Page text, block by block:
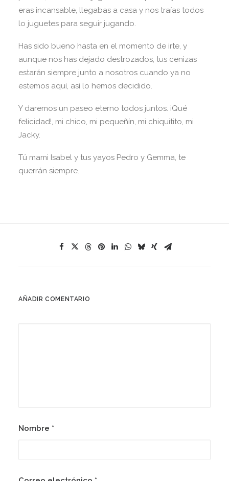
eras incansable, llegabas a casa y nos traías todos
lo juguetes para seguir jugando.
Has sido bueno hasta en el momento de irte, y
aunque nos has dejado destrozados, tus cenizas
estarán siempre junto a nosotros cuando ya no
estemos aquí, así lo hemos decidido.
Y daremos un paseo eterno todos juntos. ¡Qué
felicidad!, mi chico, mi pequeñín, mi chiquitito, mi
Jacky.
Tú mami Isabel y tus yayos Pedro y Gemma, te
querrán siempre.
AÑADIR COMENTARIO
Nombre *